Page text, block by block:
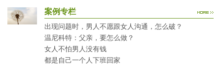
案例专栏
出现问题时，男人不愿跟女人沟通，怎么破？
温尼科特：父亲，要怎么做？
女人不怕男人没有钱
都是自己一个人下班回家